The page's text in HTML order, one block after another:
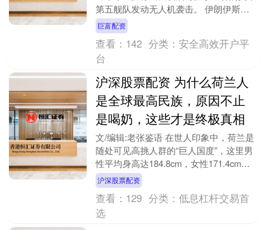
第五舰队发动无人机袭击。 伊朗伊斯兰
革命卫队 10 日凌晨 4 时发表声明称，美
国袭....
巨富配资
查看： 142 分类：安全高效开户平
台
沪深股票配资 为什么荷兰人
是全球最高民族，原因不止
是喝奶，这些才是终极真相
文/编辑:老张鉴语 在世人印象中，荷兰是
随处可见高挑人群的“巨人国度”，这里男
性平均身高达184.8cm，女性171.4cm，
超两成年轻男性身高突破190cm，....
沪深股票配资
查看： 129 分类：低息杠杆交易首
选